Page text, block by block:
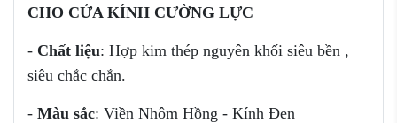
CHO CỬA KÍNH CƯỜNG LỰC
- Chất liệu: Hợp kim thép nguyên khối siêu bền ,
siêu chắc chắn.
- Màu sắc: Viền Nhôm Hồng - Kính Đen